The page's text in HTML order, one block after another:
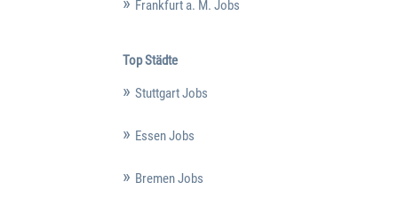
Frankfurt a. M. Jobs
Top Städte
Stuttgart Jobs
Essen Jobs
Bremen Jobs